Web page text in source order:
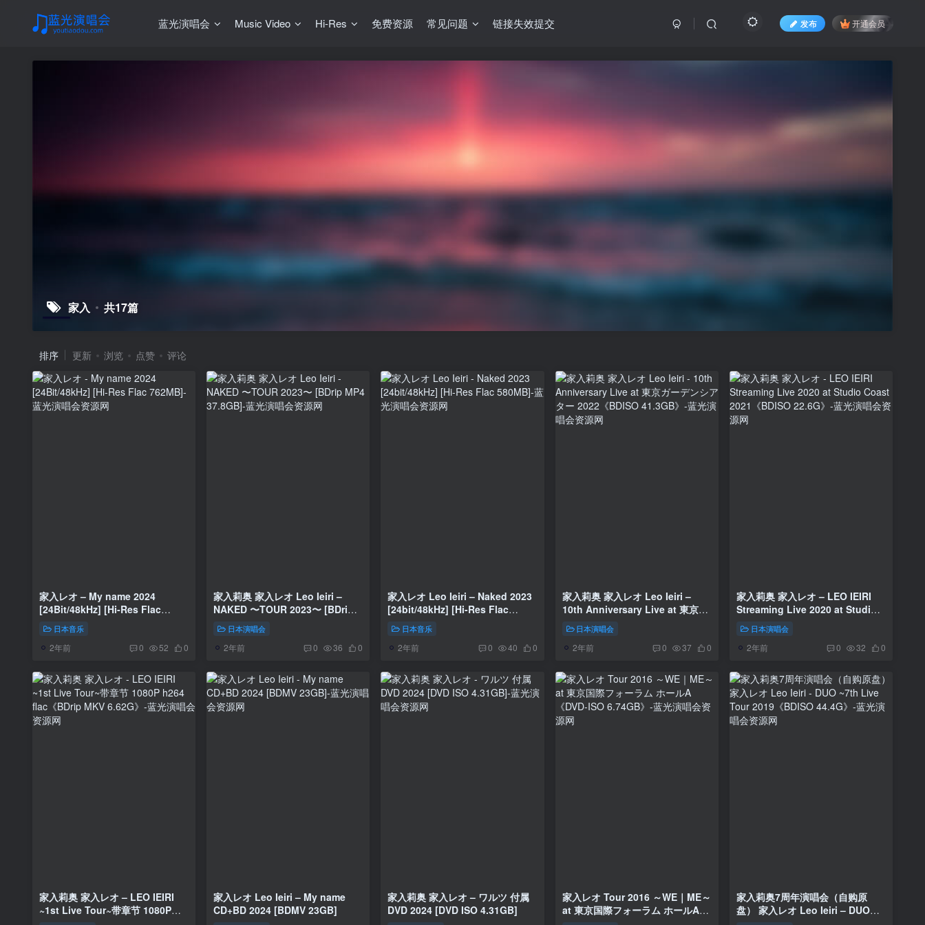
蓝光演唱会 Music Video Hi-Res 免费资源 常见问题 链接失效提交 发布 开通会员
家入 共17篇
排序 更新 浏览 点赞 评论
家入レオ – My name 2024
[24Bit/48kHz] [Hi-Res Flac
762MB]
日本音乐
2年前 0 52 0
家入莉奥 家入レオ Leo Ieiri –
NAKED 〜TOUR 2023〜 [BDrip
MP4 37.8GB]
日本演唱会
2年前 0 36 0
家入レオ Leo Ieiri – Naked 2023
[24bit/48kHz] [Hi-Res Flac
580MB]
日本音乐
2年前 0 40 0
家入莉奥 家入レオ Leo Ieiri –
10th Anniversary Live at 東京ガ
ーデンシアター 2022《BDISO
41.3GB》
日本演唱会
2年前 0 37 0
家入莉奥 家入レオ – LEO IEIRI
Streaming Live 2020 at Studio
Coast 2021《BDISO 22.6G》
日本演唱会
2年前 0 32 0
家入莉奥 家入レオ – LEO IEIRI
~1st Live Tour~带章节 1080P
家入レオ Leo Ieiri – My name
CD+BD 2024 [BDMV 23GB]
家入莉奥 家入レオ – ワルツ 付属
DVD 2024 [DVD ISO 4.31GB]
家入レオ Tour 2016 ～WE｜ME～
at 東京国際フォーラム ホールA
家入莉奥7周年演唱会（自购原
盘） 家入レオ Leo Ieiri – DUO